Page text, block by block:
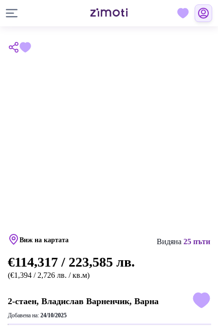
Виж на картата Видяна 25 пъти
€114,317 / 223,585 лв.
(€1,394 / 2,726 лв. / кв.м)
2-стаен, Владислав Варненчик, Варна
Добавена на: 24/10/2025